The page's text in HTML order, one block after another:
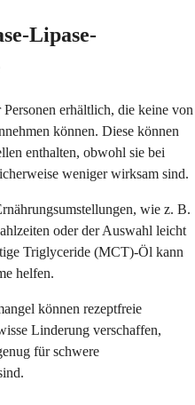
Lipase-
erhältlich, die keine von
können. Diese können
enthalten, obwohl sie bei
weniger wirksam sind.
wie z. B.
oder der Auswahl leicht
Triglyceride (MCT)-Öl kann
helfen.
können rezeptfreie
Linderung verschaffen,
für schwere